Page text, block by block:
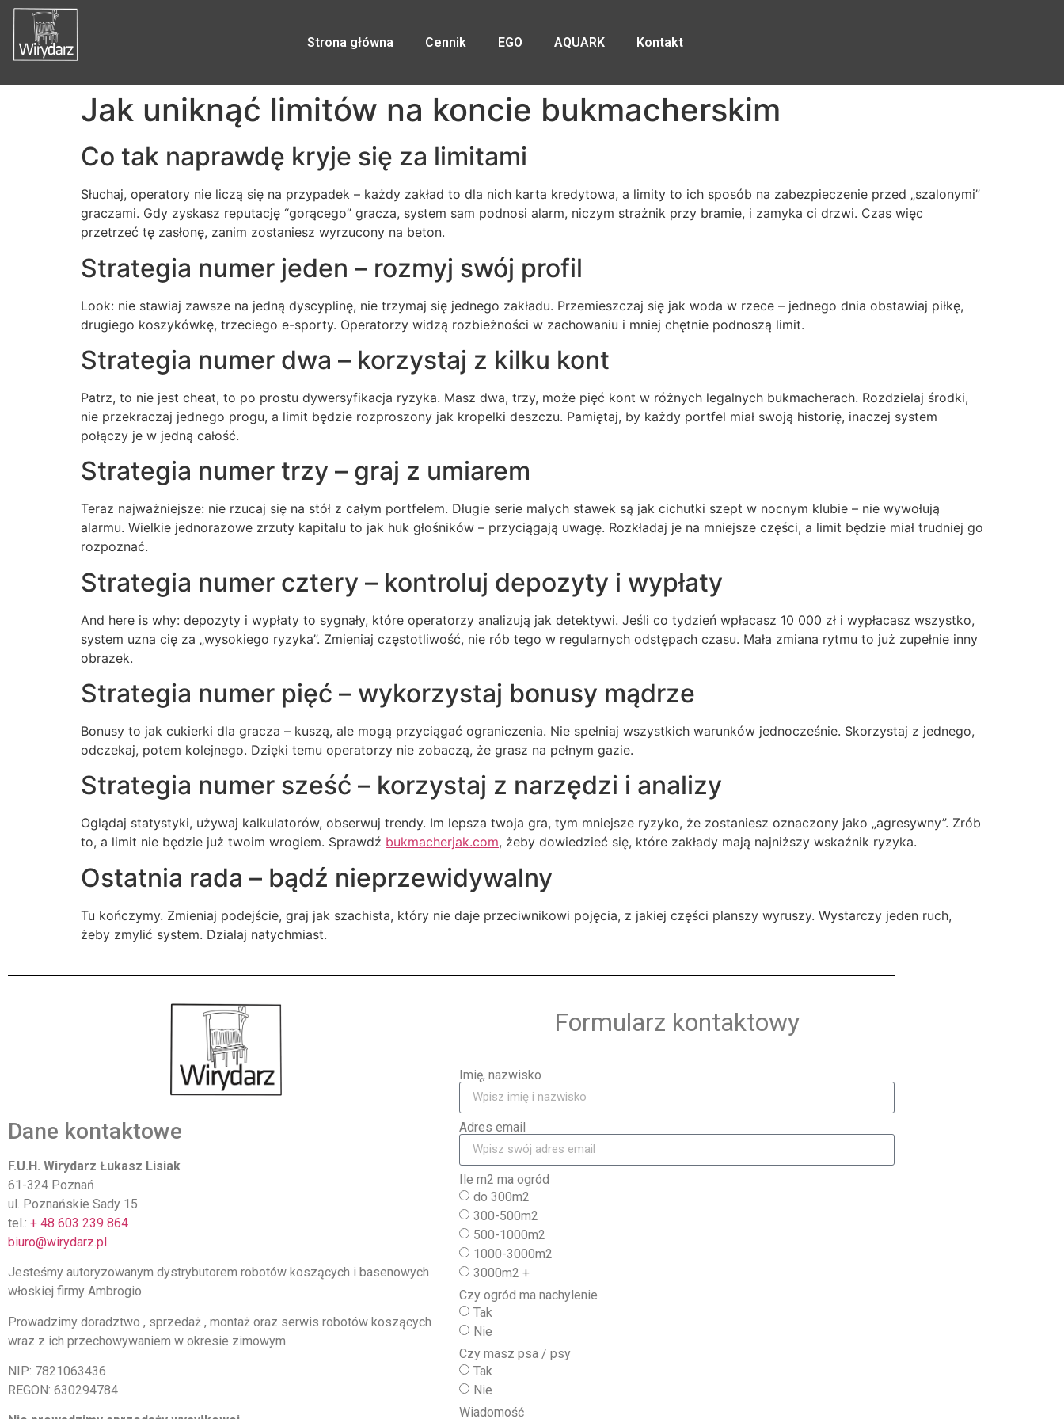
Strona główna Cennik EGO AQUARK Kontakt
Jak uniknąć limitów na koncie bukmacherskim
Co tak naprawdę kryje się za limitami
Słuchaj, operatory nie liczą się na przypadek – każdy zakład to dla nich karta kredytowa, a limity to ich sposób na zabezpieczenie przed „szalonymi”
graczami. Gdy zyskasz reputację “gorącego” gracza, system sam podnosi alarm, niczym strażnik przy bramie, i zamyka ci drzwi. Czas więc
przetrzeć tę zasłonę, zanim zostaniesz wyrzucony na beton.
Strategia numer jeden – rozmyj swój profil
Look: nie stawiaj zawsze na jedną dyscyplinę, nie trzymaj się jednego zakładu. Przemieszczaj się jak woda w rzece – jednego dnia obstawiaj piłkę,
drugiego koszykówkę, trzeciego e-sporty. Operatorzy widzą rozbieżności w zachowaniu i mniej chętnie podnoszą limit.
Strategia numer dwa – korzystaj z kilku kont
Patrz, to nie jest cheat, to po prostu dywersyfikacja ryzyka. Masz dwa, trzy, może pięć kont w różnych legalnych bukmacherach. Rozdzielaj środki,
nie przekraczaj jednego progu, a limit będzie rozproszony jak kropelki deszczu. Pamiętaj, by każdy portfel miał swoją historię, inaczej system
połączy je w jedną całość.
Strategia numer trzy – graj z umiarem
Teraz najważniejsze: nie rzucaj się na stół z całym portfelem. Długie serie małych stawek są jak cichutki szept w nocnym klubie – nie wywołują
alarmu. Wielkie jednorazowe zrzuty kapitału to jak huk głośników – przyciągają uwagę. Rozkładaj je na mniejsze części, a limit będzie miał trudniej go
rozpoznać.
Strategia numer cztery – kontroluj depozyty i wypłaty
And here is why: depozyty i wypłaty to sygnały, które operatorzy analizują jak detektywi. Jeśli co tydzień wpłacasz 10 000 zł i wypłacasz wszystko,
system uzna cię za „wysokiego ryzyka”. Zmieniaj częstotliwość, nie rób tego w regularnych odstępach czasu. Mała zmiana rytmu to już zupełnie inny
obrazek.
Strategia numer pięć – wykorzystaj bonusy mądrze
Bonusy to jak cukierki dla gracza – kuszą, ale mogą przyciągać ograniczenia. Nie spełniaj wszystkich warunków jednocześnie. Skorzystaj z jednego,
odczekaj, potem kolejnego. Dzięki temu operatorzy nie zobaczą, że grasz na pełnym gazie.
Strategia numer sześć – korzystaj z narzędzi i analizy
Oglądaj statystyki, używaj kalkulatorów, obserwuj trendy. Im lepsza twoja gra, tym mniejsze ryzyko, że zostaniesz oznaczony jako „agresywny”. Zrób
to, a limit nie będzie już twoim wrogiem. Sprawdź bukmacherjak.com, żeby dowiedzieć się, które zakłady mają najniższy wskaźnik ryzyka.
Ostatnia rada – bądź nieprzewidywalny
Tu kończymy. Zmieniaj podejście, graj jak szachista, który nie daje przeciwnikowi pojęcia, z jakiej części planszy wyruszy. Wystarczy jeden ruch,
żeby zmylić system. Działaj natychmiast.
Dane kontaktowe
F.U.H. Wirydarz Łukasz Lisiak
61-324 Poznań
ul. Poznańskie Sady 15
tel.: + 48 603 239 864
biuro@wirydarz.pl
Jesteśmy autoryzowanym dystrybutorem robotów koszących i basenowych
włoskiej firmy Ambrogio
Prowadzimy doradztwo , sprzedaż , montaż oraz serwis robotów koszących
wraz z ich przechowywaniem w okresie zimowym
NIP: 7821063436
REGON: 630294784
Formularz kontaktowy
Imię, nazwisko
Adres email
Ile m2 ma ogród
do 300m2
300-500m2
500-1000m2
1000-3000m2
3000m2 +
Czy ogród ma nachylenie
Tak
Nie
Czy masz psa / psy
Tak
Nie
Wiadomość